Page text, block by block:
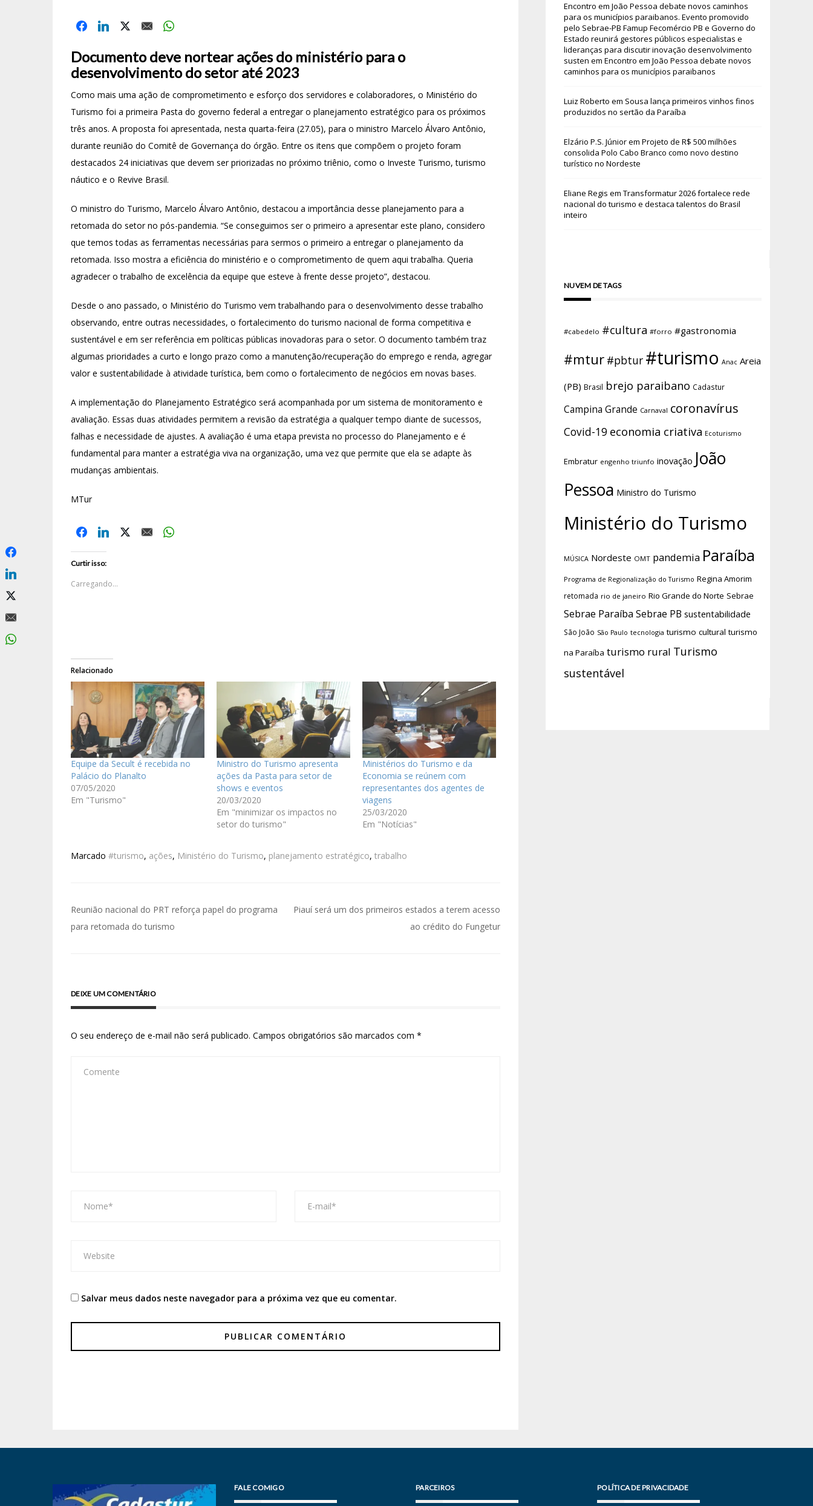
Documento deve nortear ações do ministério para o
desenvolvimento do setor até 2023
Como mais uma ação de comprometimento e esforço dos servidores e colaboradores, o Ministério do
Turismo foi a primeira Pasta do governo federal a entregar o planejamento estratégico para os próximos
três anos. A proposta foi apresentada, nesta quarta-feira (27.05), para o ministro Marcelo Álvaro Antônio,
durante reunião do Comitê de Governança do órgão. Entre os itens que compõem o projeto foram
destacados 24 iniciativas que devem ser priorizadas no próximo triênio, como o Investe Turismo, turismo
náutico e o Revive Brasil.
O ministro do Turismo, Marcelo Álvaro Antônio, destacou a importância desse planejamento para a
retomada do setor no pós-pandemia. “Se conseguimos ser o primeiro a apresentar este plano, considero
que temos todas as ferramentas necessárias para sermos o primeiro a entregar o planejamento da
retomada. Isso mostra a eficiência do ministério e o comprometimento de quem aqui trabalha. Queria
agradecer o trabalho de excelência da equipe que esteve à frente desse projeto”, destacou.
Desde o ano passado, o Ministério do Turismo vem trabalhando para o desenvolvimento desse trabalho
observando, entre outras necessidades, o fortalecimento do turismo nacional de forma competitiva e
sustentável e em ser referência em políticas públicas inovadoras para o setor. O documento também traz
algumas prioridades a curto e longo prazo como a manutenção/recuperação do emprego e renda, agregar
valor e sustentabilidade à atividade turística, bem como o fortalecimento de negócios em novas bases.
A implementação do Planejamento Estratégico será acompanhada por um sistema de monitoramento e
avaliação. Essas duas atividades permitem a revisão da estratégia a qualquer tempo diante de sucessos,
falhas e necessidade de ajustes. A avaliação é uma etapa prevista no processo do Planejamento e é
fundamental para manter a estratégia viva na organização, uma vez que permite que ela se adapte às
mudanças ambientais.
MTur
Curtir isso:
Carregando...
Relacionado
Equipe da Secult é recebida no
Palácio do Planalto
07/05/2020
Em "Turismo"
Ministro do Turismo apresenta
ações da Pasta para setor de
shows e eventos
20/03/2020
Em "minimizar os impactos no
setor do turismo"
Ministérios do Turismo e da
Economia se reúnem com
representantes dos agentes de
viagens
25/03/2020
Em "Notícias"
Marcado #turismo, ações, Ministério do Turismo, planejamento estratégico, trabalho
Reunião nacional do PRT reforça papel do programa
para retomada do turismo
Piauí será um dos primeiros estados a terem acesso
ao crédito do Fungetur
DEIXE UM COMENTÁRIO
O seu endereço de e-mail não será publicado. Campos obrigatórios são marcados com *
Salvar meus dados neste navegador para a próxima vez que eu comentar.
Encontro em João Pessoa debate novos caminhos
para os municípios paraibanos. Evento promovido
pelo Sebrae-PB Famup Fecomércio PB e Governo do
Estado reunirá gestores públicos especialistas e
lideranças para discutir inovação desenvolvimento
susten em Encontro em João Pessoa debate novos
caminhos para os municípios paraibanos
Luiz Roberto em Sousa lança primeiros vinhos finos
produzidos no sertão da Paraíba
Elzário P.S. Júniorem Projeto de R$ 500 milhões
consolida Polo Cabo Branco como novo destino
turístico no Nordeste
Eliane Regis em Transformatur 2026 fortalece rede
nacional do turismo e destaca talentos do Brasil
inteiro
NUVEM DE TAGS
#cabedelo #cultura #forro #gastronomia
#mtur #pbtur #turismo Anac Areia
(PB) Brasil brejo paraibano Cadastur
Campina Grande Carnaval coronavírus
Covid-19 economia criativa Ecoturismo
Embratur engenho triunfo inovação João
Pessoa Ministro do Turismo
Ministério do Turismo
MÚSICA Nordeste OMT pandemia Paraíba
Programa de Regionalização do Turismo Regina Amorim
retomada rio de janeiro Rio Grande do Norte Sebrae
Sebrae Paraíba Sebrae PB sustentabilidade
São João São Paulo tecnologia turismo cultural turismo
na Paraíba turismo rural Turismo
sustentável
FALE COMIGO PARCEIROS POLÍTICA DE PRIVACIDADE